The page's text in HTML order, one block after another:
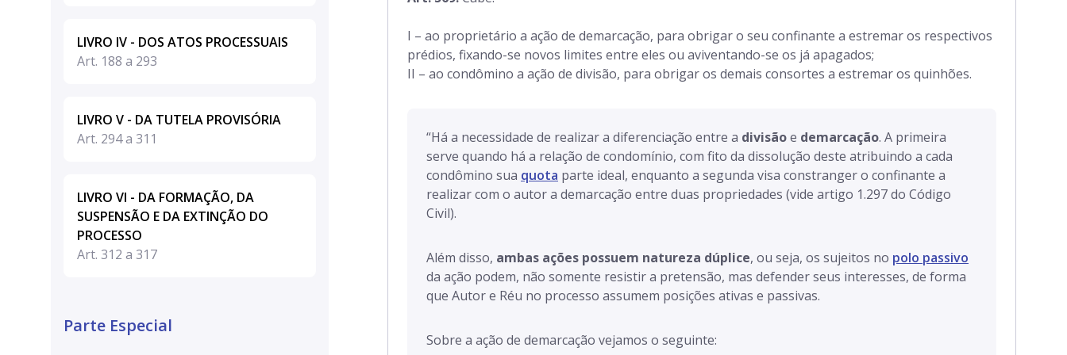
LIVRO IV - DOS ATOS PROCESSUAIS
Art. 188 a 293
LIVRO V - DA TUTELA PROVISÓRIA
Art. 294 a 311
LIVRO VI - DA FORMAÇÃO, DA
SUSPENSÃO E DA EXTINÇÃO DO
PROCESSO
Art. 312 a 317
Parte Especial
I – ao proprietário a ação de demarcação, para obrigar o seu confinante a estremar os respectivos
prédios, fixando-se novos limites entre eles ou aviventando-se os já apagados;
II – ao condômino a ação de divisão, para obrigar os demais consortes a estremar os quinhões.
“Há a necessidade de realizar a diferenciação entre a divisãoe demarcação. A primeira
serve quando há a relação de condomínio, com fito da dissolução deste atribuindo a cada
condômino sua quota parte ideal, enquanto a segunda visa constranger o confinante a
realizar com o autor a demarcação entre duas propriedades (vide artigo 1.297 do Código
Civil).
Além disso, ambas ações possuem natureza dúplice, ou seja, os sujeitos no polo passivo
da ação podem, não somente resistir a pretensão, mas defender seus interesses, de forma
que Autor e Réu no processo assumem posições ativas e passivas.
Sobre a ação de demarcação vejamos o seguinte: